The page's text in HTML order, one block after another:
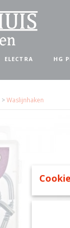
ELECTRA HG
>Waslijnhaken